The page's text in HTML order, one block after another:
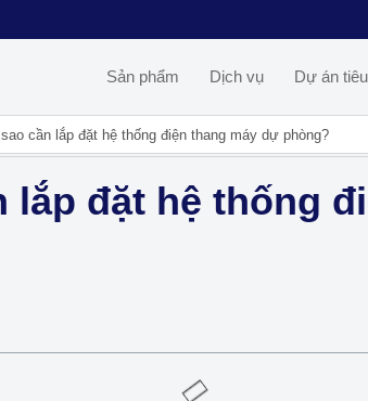
Sản phẩm Dịch vụ Dự án
cần lắp đặt hệ thống điện thang máy dự phòng?
lắp đặt hệ thống